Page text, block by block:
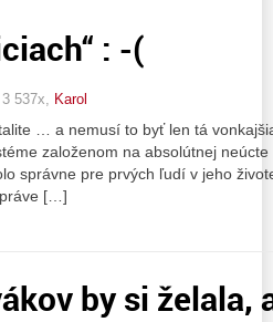
: -(
537x, Karol
… a nemusí to byť len tá
založenom na absolútnej
správne pre prvých ľudí v jeho
práve […]
by si želala,